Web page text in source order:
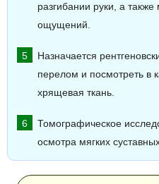
разгибании руки, а
ощущений.
Назначается
перелом и посмотреть в
хрящевая ткань.
Томографическое
осмотра мягких